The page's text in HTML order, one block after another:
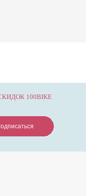
100BIKE